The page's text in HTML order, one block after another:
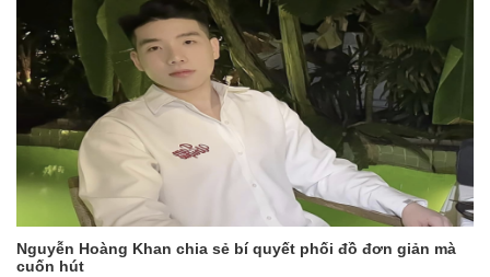
Nguyễn Hoàng Khan chia sẻ bí quyết phối đồ đơn giản mà
cuốn hút